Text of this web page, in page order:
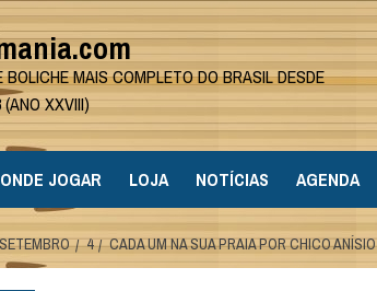
BOLICHE MAIS COMPLETO DO BRASIL DESDE
XXVIII)
ONDE JOGAR LOJA NOTÍCIAS AGENDA
SETEMBRO 4 CADA UM NA SUA PRAIA POR CHICO ANÍSIO